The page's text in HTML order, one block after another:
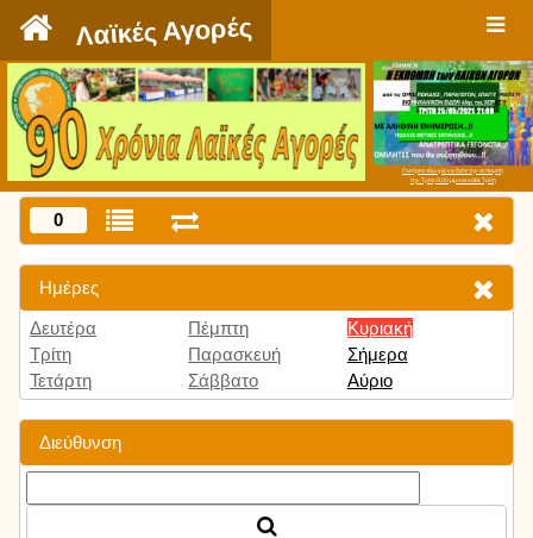
Λαϊκές Αγορές
Πατήστε εδώ για να δείτε την εκπομπή
την Τρίτη 9:00 μμ και κάθε Τρίτη
0
Ημέρες
Δευτέρα
Τρίτη
Τετάρτη
Πέμπτη
Παρασκευή
Σάββατο
Κυριακή
Σήμερα
Αύριο
Διεύθυνση